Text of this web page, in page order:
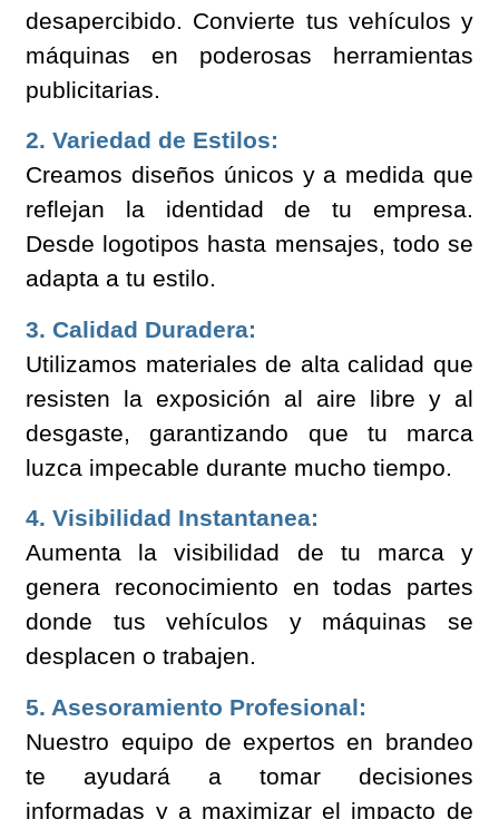
desapercibido. Convierte tus vehículos y
máquinas en poderosas herramientas
publicitarias.
2. Variedad de Estilos:
Creamos diseños únicos y a medida que
reflejan la identidad de tu empresa.
Desde logotipos hasta mensajes, todo se
adapta a tu estilo.
3. Calidad Duradera:
Utilizamos materiales de alta calidad que
resisten la exposición al aire libre y al
desgaste, garantizando que tu marca
luzca impecable durante mucho tiempo.
4. Visibilidad Instantanea:
Aumenta la visibilidad de tu marca y
genera reconocimiento en todas partes
donde tus vehículos y máquinas se
desplacen o trabajen.
5. Asesoramiento Profesional:
Nuestro equipo de expertos en brandeo
te ayudará a tomar decisiones
informadas y a maximizar el impacto de